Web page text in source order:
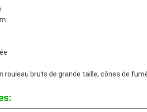
rouleau bruts de grande taille, cônes de